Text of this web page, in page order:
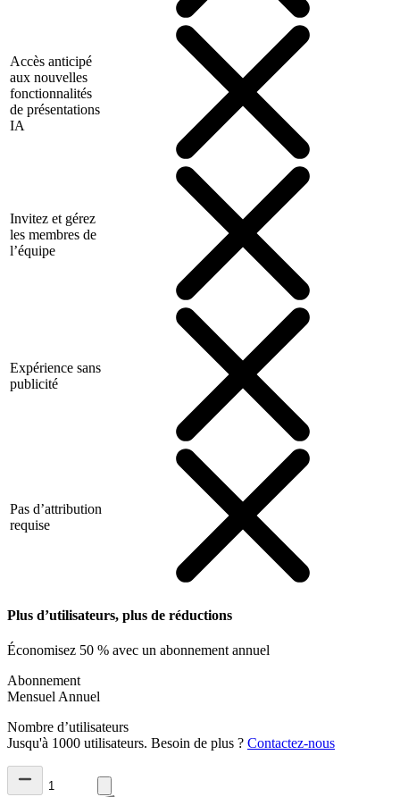
Accès anticipé
aux nouvelles
fonctionnalités
de présentations
IA
Invitez et gérez
les membres de
l’équipe
Expérience sans
publicité
Pas d’attribution
requise
Plus d’utilisateurs, plus de réductions
Économisez 50 % avec un abonnement annuel
Abonnement
Mensuel Annuel
Nombre d’utilisateurs
Jusqu'à 1000 utilisateurs. Besoin de plus ? Contactez-nous